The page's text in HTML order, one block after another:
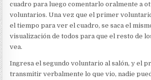
cuadro para luego comentarlo oralmente a
voluntarios. Una vez que el primer
el tiempo para ver el cuadro, se saca el
visualización de todos para que el resto de
vea.
Ingresa el segundo voluntario al salón, y el
transmitir verbalmente lo que vio, nadie